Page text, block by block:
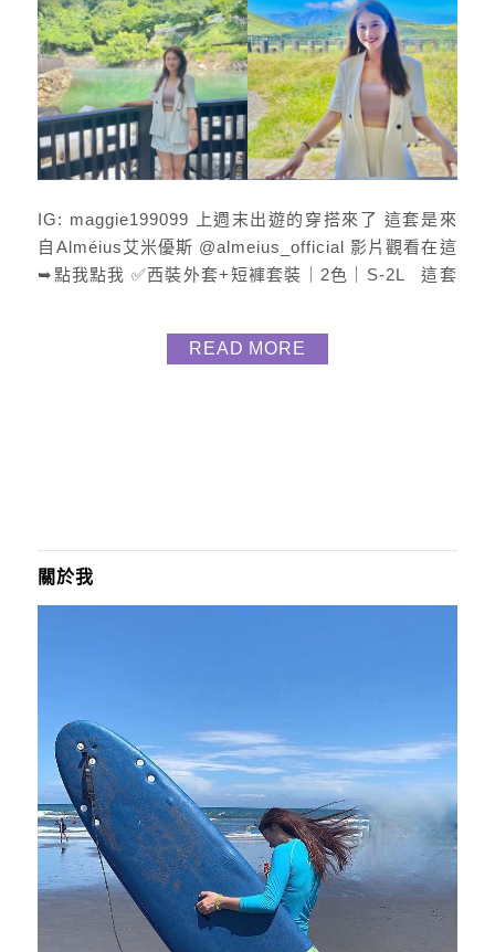
IG: maggie199099 上週末出遊的穿搭來了 這套是來
自Alméius艾米優斯 @almeius_official 影片觀看在這
➥點我點我 ✅西裝外套+短褲套裝｜2色｜S-2L 這套
一定磅數的布料 西裝外套有墊肩 讓整體更立挺有朝氣
西裝短褲鬆緊式 版型顯瘦且舒適透氣 ✅粗肩墊可拆小
READ MORE
關於我